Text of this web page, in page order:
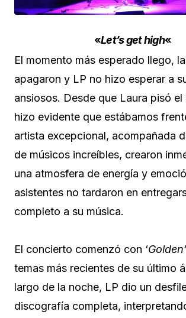
«Let’s get high«
El momento más esperado llego,
apagaron y LP no hizo esperar a
ansiosos. Desde que Laura pisó el
hizo evidente que estábamos
artista excepcional, acompañada
de músicos increíbles, crearon
una atmosfera de energía y
asistentes no tardaron en
completo a su música.
El concierto comenzó con ‘Golden
temas más recientes de su último
largo de la noche, LP dio un
discografía completa,